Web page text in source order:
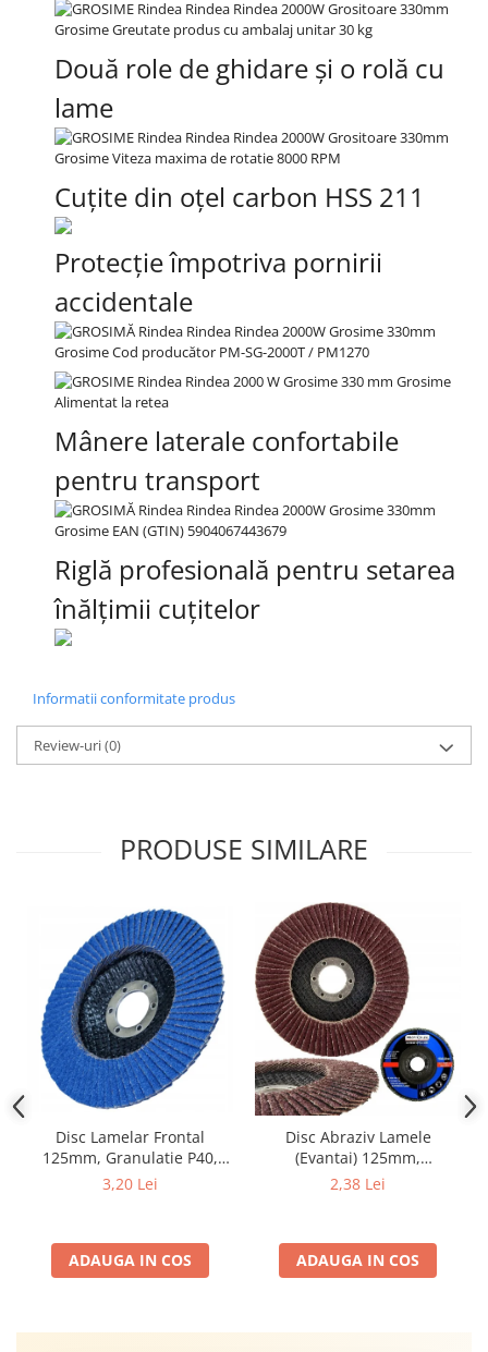
Două role de ghidare și o rolă cu
lame
Cuțite din oțel carbon HSS 211
Protecție împotriva pornirii
accidentale
Mânere laterale confortabile
pentru transport
Riglă profesională pentru setarea
înălțimii cuțitelor
Informatii conformitate produs
Review-uri(0)
PRODUSE SIMILARE
Disc Lamelar Frontal
125mm, Granulatie P40,
Abraziv Premium din
13300 RPM, pentru Slefuire
Otel, Inox, Lemn si Metal,
3,20 Lei
ADAUGA IN COS
Disc Abraziv Lamele
(Evantai) 125mm,
Granulație , pentru Metal și
2,38 Lei
ADAUGA IN COS